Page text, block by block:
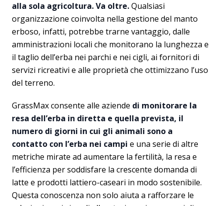
alla sola agricoltura. Va oltre.Qualsiasi
organizzazione coinvolta nella gestione del manto
erboso, infatti, potrebbe trarne vantaggio, dalle
amministrazioni locali che monitorano la lunghezza e
il taglio dell’erba nei parchi e nei cigli, ai fornitori di
servizi ricreativi e alle proprietà che ottimizzano l’uso
del terreno.
GrassMax consente alle aziende di monitorare la
resa dell’erba in diretta e quella prevista, il
numero di giorni in cui gli animali sono a
contatto con l’erba nei campi e una serie di altre
metriche mirate ad aumentare la fertilità, la resa e
l’efficienza per soddisfare la crescente domanda di
latte e prodotti lattiero-caseari in modo sostenibile.
Questa conoscenza non solo aiuta a rafforzare le